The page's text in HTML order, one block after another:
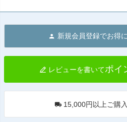
新規会員登録でお得
レビューを書いてポイ
15,000円以上ご購